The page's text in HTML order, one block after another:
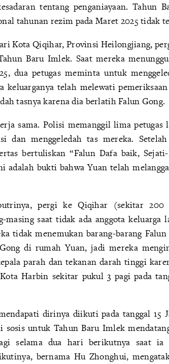
tentang penganiayaan. Tahun
tahunan rezim pada Maret 2025 tidak
Kota Qiqihar, Provinsi Heilongjiang,
Baru Imlek. Saat mereka
dua petugas meminta untuk
keluarganya telah melewati
tasnya karena dia berlatih Falun Gong.
sama. Polisi memanggil lima petugas
menggeledah tas mereka.
bertuliskan “Falun Dafa baik,
adalah bukti bahwa Yuan telah
pergi ke Qiqihar (sekitar
masing saat tidak ada anggota keluarga
tidak menemukan barang-barang
di rumah Yuan, jadi mereka
parah dan tekanan darah tinggi
Harbin sekitar pukul 3 pagi pada
dirinya diikuti pada tanggal 15
untuk Tahun Baru Imlek
selama dua hari berikutnya saat ia
bernama Hu Zhonghui,